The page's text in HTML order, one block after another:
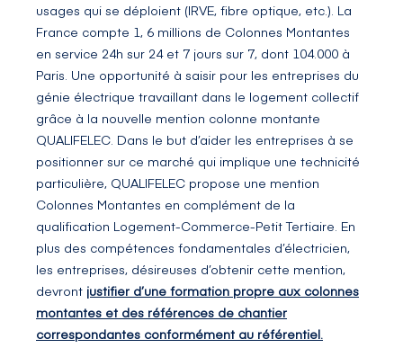
usages qui se déploient (IRVE, fibre optique, etc.). La
France compte 1, 6 millions de Colonnes Montantes
en service 24h sur 24 et 7 jours sur 7, dont 104.000 à
Paris. Une opportunité à saisir pour les entreprises du
génie électrique travaillant dans le logement collectif
grâce à la nouvelle mention colonne montante
QUALIFELEC. Dans le but d’aider les entreprises à se
positionner sur ce marché qui implique une technicité
particulière, QUALIFELEC propose une mention
Colonnes Montantes en complément de la
qualification Logement-Commerce-Petit Tertiaire. En
plus des compétences fondamentales d’électricien,
les entreprises, désireuses d’obtenir cette mention,
devront justifier d’une formation propre aux colonnes
montantes et des références de chantier
correspondantes conformément au référentiel.